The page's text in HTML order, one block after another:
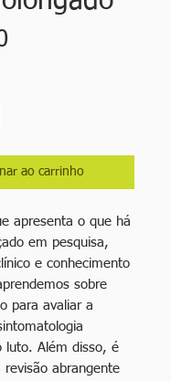
Preço
ao carrinho
apresenta o que há
em pesquisa,
e conhecimento
sobre
para avaliar a
luto. Além disso, é
revisão abrangente